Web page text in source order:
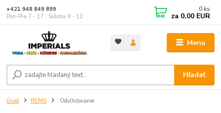
Menu
Hľadať
+421 948 849 899
Pon-Pia 7 - 17 ; Sobota 8 - 12
0 ks
za 0,00 EUR
Úvod REMS Odvlhčovanie